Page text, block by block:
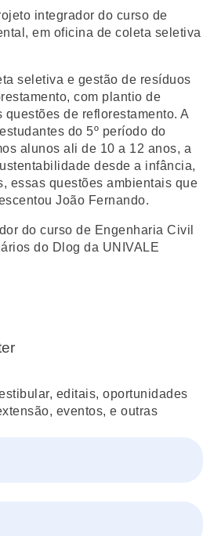
seletiva e gestão de resíduos
com plantio de
de reflorestamento. A
do 5º período do
alunos ali de 10 a 12 anos, a
desde a infância,
essas questões ambientais que
João Fernando.
editais, oportunidades
eventos, e outras